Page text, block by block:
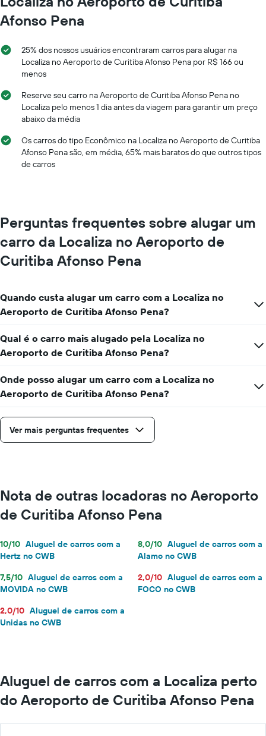
tem
eixo
exibindo
os
meses
do
ano
gráfico
tem
eixo
médio
de
aluguel
de
um
dia
Afonso Pena
25% dos nossos usuários encontraram carros para alugar na
Localiza no Aeroporto de Curitiba Afonso Pena por R$ 166 ou
menos
Reserve seu carro na Aeroporto de Curitiba Afonso Pena no
Localiza pelo menos 1 dia antes da viagem para garantir um preço
abaixo da média
Os carros do tipo Econômico na Localiza no Aeroporto de Curitiba
Afonso Pena são, em média, 65% mais baratos do que outros tipos
de carros
Perguntas frequentes sobre alugar um
carro da Localiza no Aeroporto de
Curitiba Afonso Pena
Quando custa alugar um carro com a Localiza no
Aeroporto de Curitiba Afonso Pena?
Qual é o carro mais alugado pela Localiza no
Aeroporto de Curitiba Afonso Pena?
Onde posso alugar um carro com a Localiza no
Aeroporto de Curitiba Afonso Pena?
Ver mais perguntas frequentes
Nota de outras locadoras no Aeroporto
de Curitiba Afonso Pena
10/10 Aluguel de carros com a
Hertz no CWB
8,0/10 Aluguel de carros com a
Alamo no CWB
7,5/10 Aluguel de carros com a
MOVIDA no CWB
2,0/10 Aluguel de carros com a
FOCO no CWB
2,0/10 Aluguel de carros com a
Unidas no CWB
Aluguel de carros com a Localiza perto
do Aeroporto de Curitiba Afonso Pena